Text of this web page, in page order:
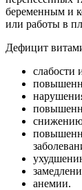
беременным и
или работы в
Дефицит
слабости
анемии.